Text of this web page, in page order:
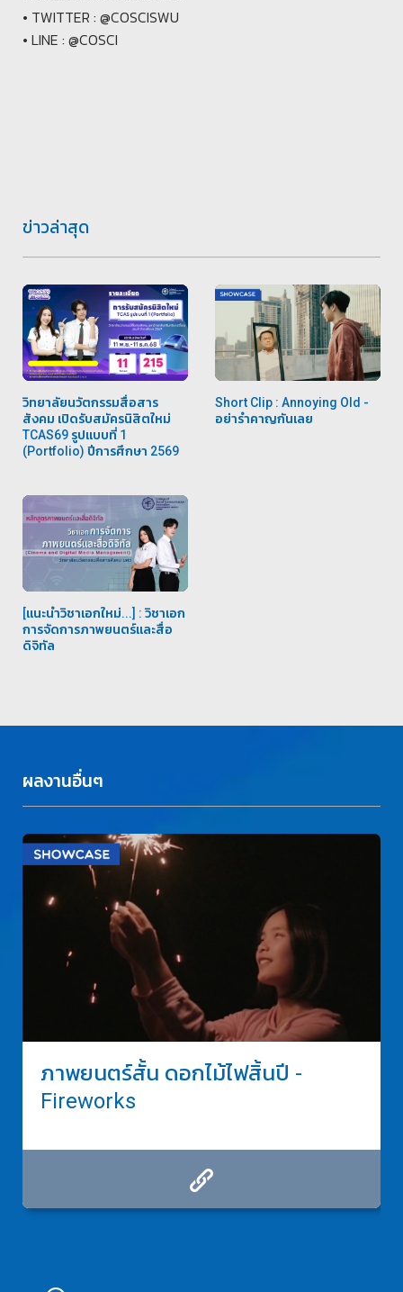
• TWITTER : @COSCISWU
• LINE : @COSCI
ข่าวล่าสุด
วิทยาลัยนวัตกรรมสื่อสาร
สังคม เปิดรับสมัครนิสิตใหม่
TCAS69 รูปแบบที่ 1
(Portfolio) ปีการศึกษา 2569
Short Clip : Annoying Old -
อย่ารำคาญกันเลย
[แนะนำวิชาเอกใหม่...] : วิชาเอก
การจัดการภาพยนตร์และสื่อ
ดิจิทัล
ผลงานอื่นๆ
ภาพยนตร์สั้น ดอกไม้ไฟสิ้นปี -
Fireworks